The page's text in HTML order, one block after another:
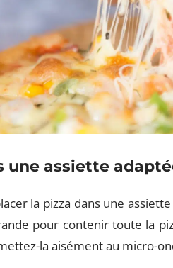
une assiette
la pizza dans une
pour contenir toute la
la aisément au micro-